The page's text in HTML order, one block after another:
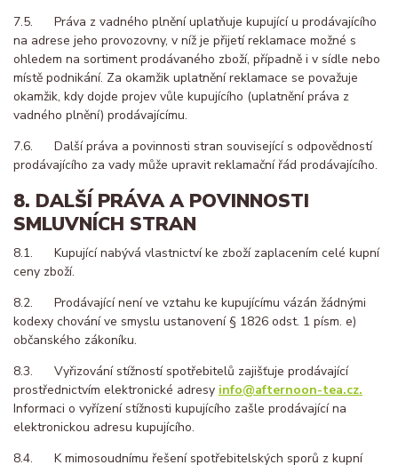
7.5. Práva z vadného plnění uplatňuje kupující u prodávajícího
na adrese jeho provozovny, v níž je přijetí reklamace možné s
ohledem na sortiment prodávaného zboží, případně i v sídle nebo
místě podnikání. Za okamžik uplatnění reklamace se považuje
okamžik, kdy dojde projev vůle kupujícího (uplatnění práva z
vadného plnění) prodávajícímu.
7.6. Další práva a povinnosti stran související s odpovědností
prodávajícího za vady může upravit reklamační řád prodávajícího.
8. DALŠÍ PRÁVA A POVINNOSTI
SMLUVNÍCH STRAN
8.1. Kupující nabývá vlastnictví ke zboží zaplacením celé kupní
ceny zboží.
8.2. Prodávající není ve vztahu ke kupujícímu vázán žádnými
kodexy chování ve smyslu ustanovení § 1826 odst. 1 písm. e)
občanského zákoníku.
8.3. Vyřizování stížností spotřebitelů zajišťuje prodávající
prostřednictvím elektronické adresy info@afternoon-tea.cz.
Informaci o vyřízení stížnosti kupujícího zašle prodávající na
elektronickou adresu kupujícího.
8.4. K mimosoudnímu řešení spotřebitelských sporů z kupní